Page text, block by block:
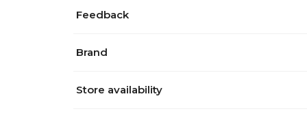
Feedback
Brand
Store availability